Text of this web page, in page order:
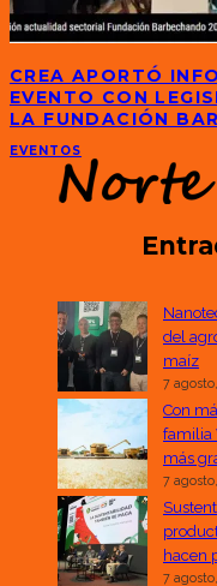
CREA APORTÓ
EVENTO CON
LA FUNDACIÓN
EVENTOS
del
maíz
7
Con
familia
más
7
hacen
7